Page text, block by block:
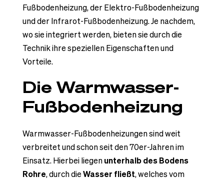
Fußbodenheizung, der Elektro-Fußbodenheizung
und der Infrarot-Fußbodenheizung. Je nachdem,
wo sie integriert werden, bieten sie durch die
Technik ihre speziellen Eigenschaften und
Vorteile.
Die Warmwasser-
Fußbodenheizung
Warmwasser-Fußbodenheizungen sind weit
verbreitet und schon seit den 70er-Jahren im
Einsatz. Hierbei liegenunterhalb des Bodens
Rohre, durch dieWasser fließt, welches vom